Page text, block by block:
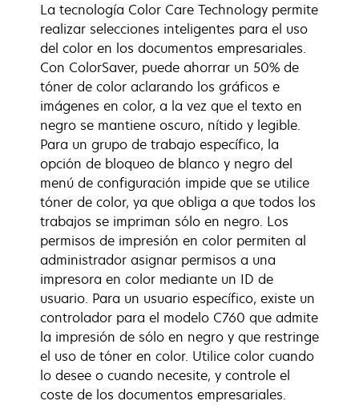
La tecnología Color Care Technology permite
realizar selecciones inteligentes para el uso
del color en los documentos empresariales.
Con ColorSaver, puede ahorrar un 50% de
tóner de color aclarando los gráficos e
imágenes en color, a la vez que el texto en
negro se mantiene oscuro, nítido y legible.
Para un grupo de trabajo específico, la
opción de bloqueo de blanco y negro del
menú de configuración impide que se utilice
tóner de color, ya que obliga a que todos los
trabajos se impriman sólo en negro. Los
permisos de impresión en color permiten al
administrador asignar permisos a una
impresora en color mediante un ID de
usuario. Para un usuario específico, existe un
controlador para el modelo C760 que admite
la impresión de sólo en negro y que restringe
el uso de tóner en color. Utilice color cuando
lo desee o cuando necesite, y controle el
coste de los documentos empresariales.